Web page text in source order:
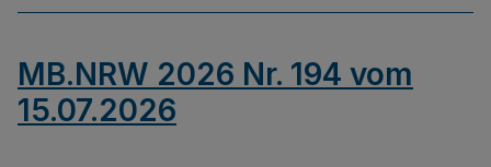
MB.NRW 2026 Nr. 194 vom
15.07.2026